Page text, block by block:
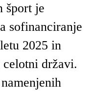
šport je
sofinanciranje
2025 in
državi.